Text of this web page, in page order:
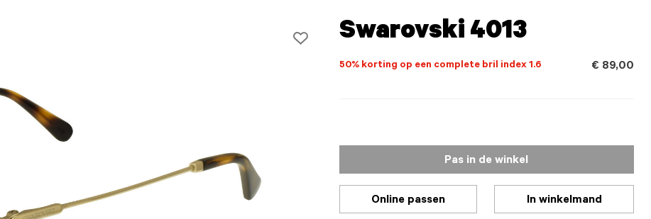
Swarovski 4013
50% korting op een complete bril index 1.6 € 89,00
Pas in de winkel
Online passen In winkelmand